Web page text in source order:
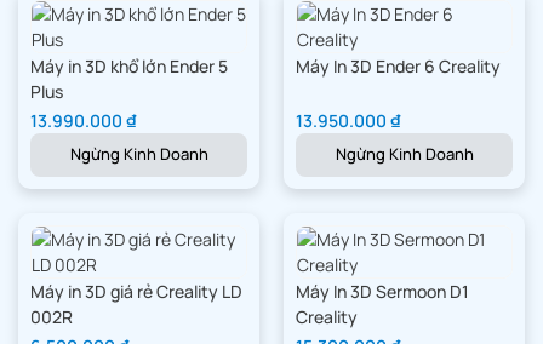
Đèn trang trí
Another Lamp
Dép in 3D
Máy in 3D khổ lớn Ender 5
Plus
13.990.000 ₫
Ngừng Kinh Doanh
Máy In 3D Ender 6 Creality
13.950.000 ₫
Ngừng Kinh Doanh
Máy in 3D giá rẻ Creality LD
002R
Máy In 3D Sermoon D1
Creality